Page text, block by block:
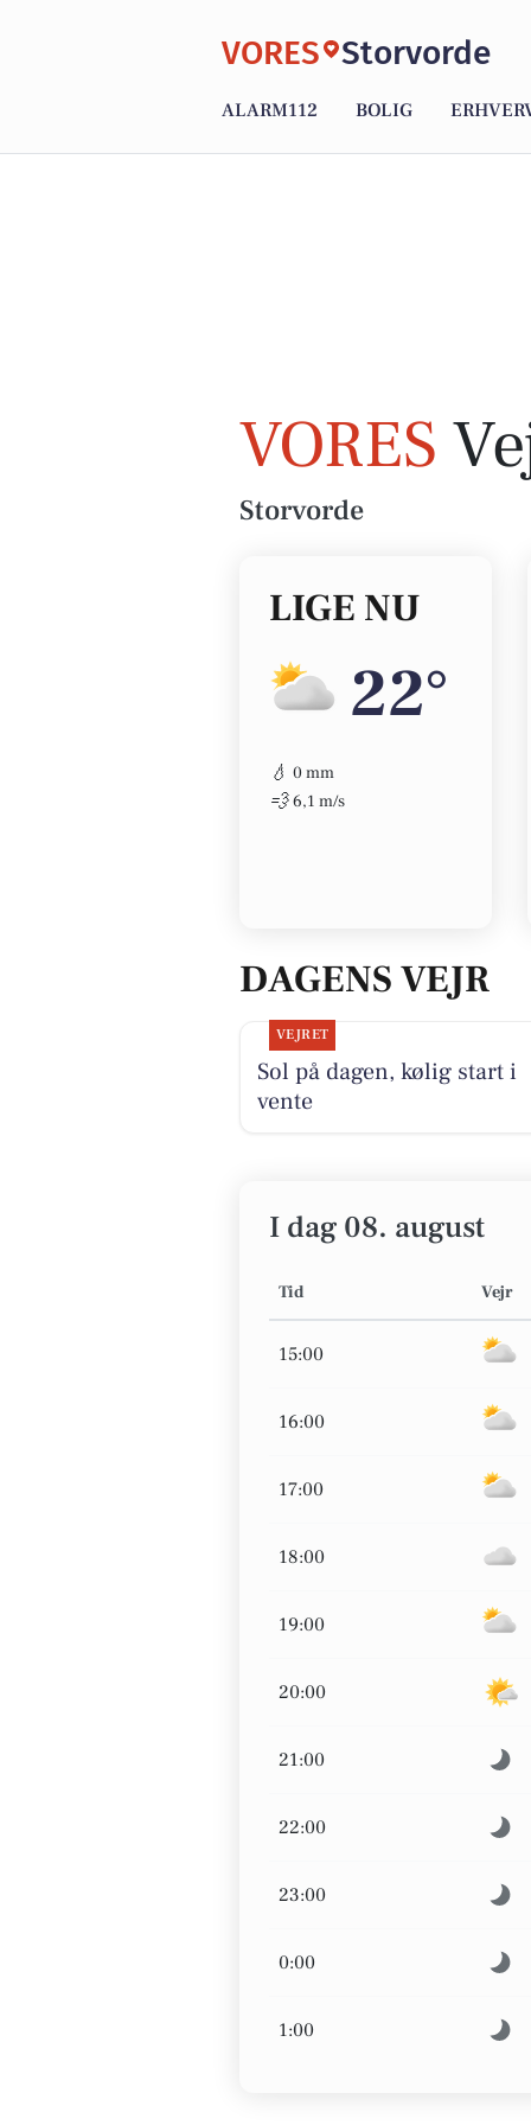
VORES Storvorde
ALARM112 BOLIG
VORES
Storvorde
LIGE NU
22°
💧 0 mm
💨 6,1 m/s
DAGENS VEJR
VEJRET
Sol på dagen, kølig start i
vente
I dag 08. august
Tid Vejr
15:00
16:00
17:00
18:00
19:00
20:00
21:00
22:00
23:00
0:00
1:00